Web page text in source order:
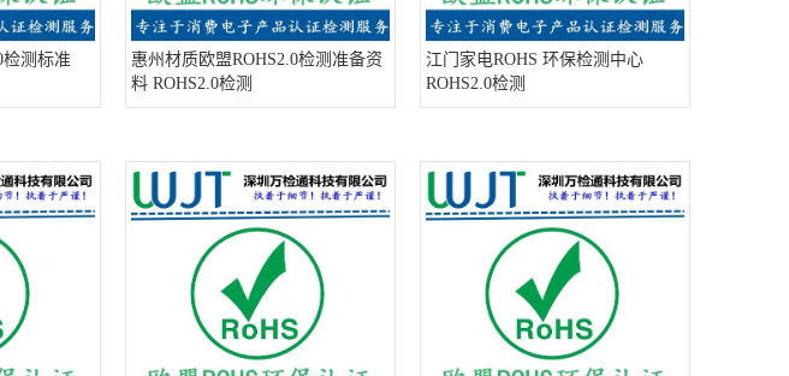
检测标准
惠州材质欧盟ROHS2.0检测准备资
料 ROHS2.0检测
江门家电ROHS 环保检测中心
ROHS2.0检测